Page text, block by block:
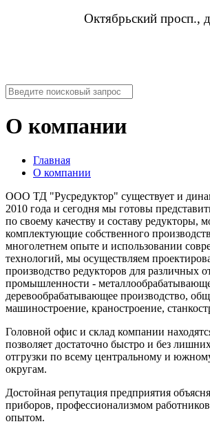
Октябрьский просп.,
О компании
Главная
О компании
ООО ТД "Русредуктор" существует и
2010 года и сегодня мы готовы
по своему качеству и составу редукторы,
комплектующие собственного
многолетнем опыте и использовании
технологий, мы осуществляем
производство редукторов для различных
промышленности -
деревообрабатывающее производство,
машиностроение, краностроение,
Головной офис и склад компании
позволяет достаточно быстро и без
отгрузки по всему центральному и
округам.
Достойная репутация предприятия
приборов, профессионализмом
опытом.